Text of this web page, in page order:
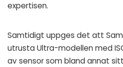
expertisen.
Samtidigt uppges det att
utrusta Ultra-modellen med
av sensor som bland annat